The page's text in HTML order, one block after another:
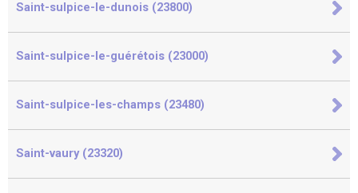
Saint-sulpice-le-dunois (23800)
Saint-sulpice-le-guérétois (23000)
Saint-sulpice-les-champs (23480)
Saint-vaury (23320)